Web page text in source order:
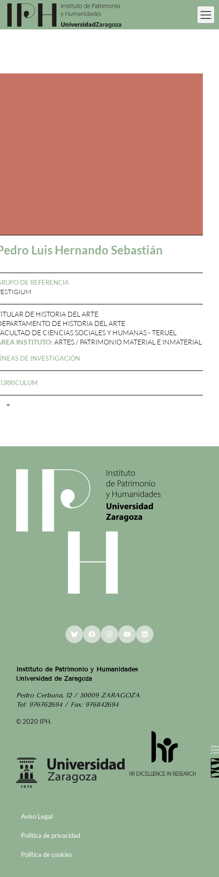
Luis Hernando Sebastián
DE REFERENCIA
DE HISTORIA DEL ARTE
DE HISTORIA DEL ARTE
DE CIENCIAS SOCIALES Y HUMANAS - TERUEL
INSTITUTO: ARTES / PATRIMONIO MATERIAL E INMATERIAL
DE INVESTIGACIÓN
+
BlueskyFacebookInstagram
YouTubeLinkedIn
Instituto de Patrimonio y Humanidades
Universidad de Zaragoza
Pedro Cerbuna, 12 / 50009 ZARAGOZA
Tel: 976762694 / Fax: 976842694
© 2020 IPH.
Aviso Legal
Política de privacidad
Política de cookies